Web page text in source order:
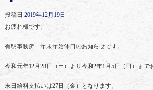
投稿日 2019年12月19日
お疲れ様です。
有明事務所 年末年始休日のお知らせです。
令和元年12月28日（土）より令和2年1月5日（日）まで
末日給料支払いは27日（金）となります。